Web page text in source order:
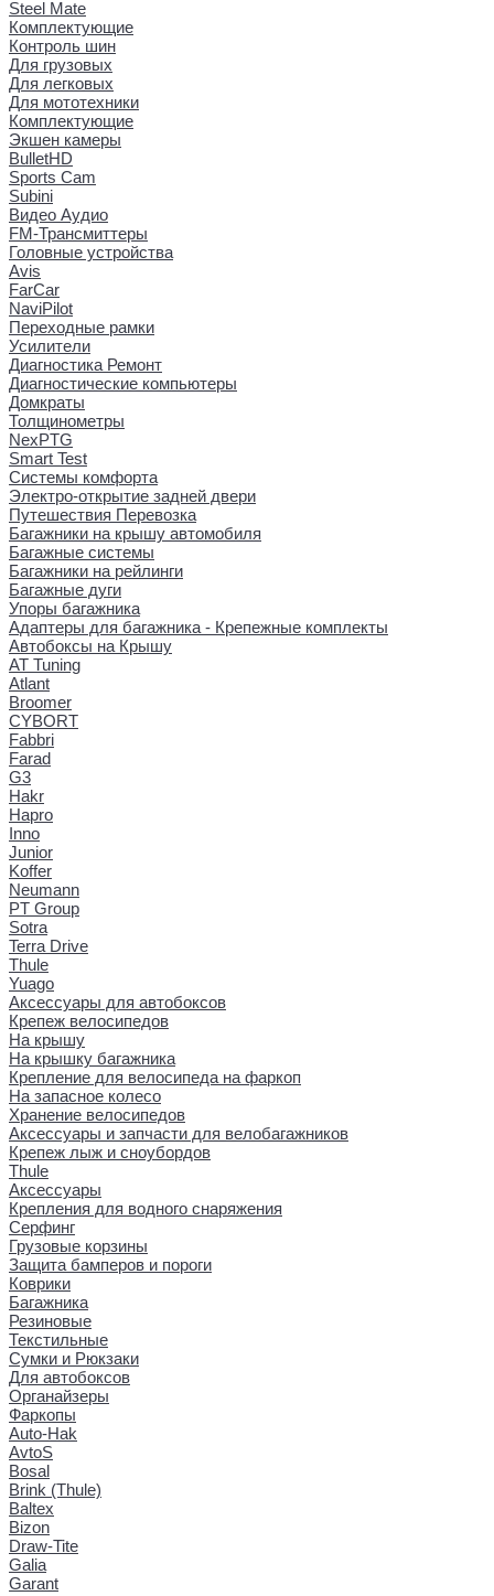
Steel Mate
Комплектующие
Контроль шин
Для грузовых
Для легковых
Для мототехники
Комплектующие
Экшен камеры
BulletHD
Sports Cam
Subini
Видео Аудио
FM-Трансмиттеры
Головные устройства
Avis
FarCar
NaviPilot
Переходные рамки
Усилители
Диагностика Ремонт
Диагностические компьютеры
Домкраты
Толщинометры
NexPTG
Smart Test
Системы комфорта
Электро-открытие задней двери
Путешествия Перевозка
Багажники на крышу автомобиля
Багажные системы
Багажники на рейлинги
Багажные дуги
Упоры багажника
Адаптеры для багажника - Крепежные комплекты
Автобоксы на Крышу
AT Tuning
Atlant
Broomer
CYBORT
Fabbri
Farad
G3
Hakr
Hapro
Inno
Junior
Koffer
Neumann
PT Group
Sotra
Terra Drive
Thule
Yuago
Аксессуары для автобоксов
Крепеж велосипедов
На крышу
На крышку багажника
Крепление для велосипеда на фаркоп
На запасное колесо
Хранение велосипедов
Аксессуары и запчасти для велобагажников
Крепеж лыж и сноубордов
Thule
Аксессуары
Крепления для водного снаряжения
Серфинг
Грузовые корзины
Защита бамперов и пороги
Коврики
Багажника
Резиновые
Текстильные
Сумки и Рюкзаки
Для автобоксов
Органайзеры
Фаркопы
Auto-Hak
AvtoS
Bosal
Brink (Thule)
Baltex
Bizon
Draw-Tite
Galia
Garant